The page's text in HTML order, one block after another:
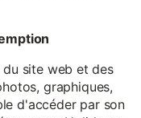
site web et des
graphiques,
d'accéder par son